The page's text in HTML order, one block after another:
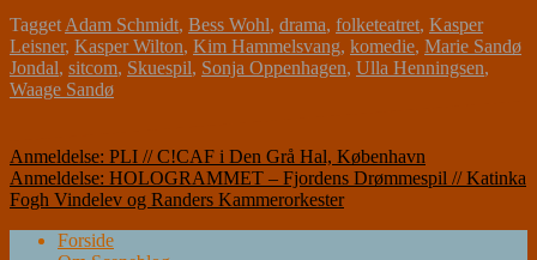
TaggetAdam Schmidt, Bess Wohl, drama, folketeatret, Kasper
Leisner, Kasper Wilton, Kim Hammelsvang, komedie, Marie Sandø
Jondal, sitcom, Skuespil, Sonja Oppenhagen, Ulla Henningsen,
Waage Sandø
Indlægsnavigation
Anmeldelse: PLI // C!CAF i Den Grå Hal, København
Anmeldelse: HOLOGRAMMET – Fjordens Drømmespil // Katinka
Fogh Vindelev og Randers Kammerorkester
Forside